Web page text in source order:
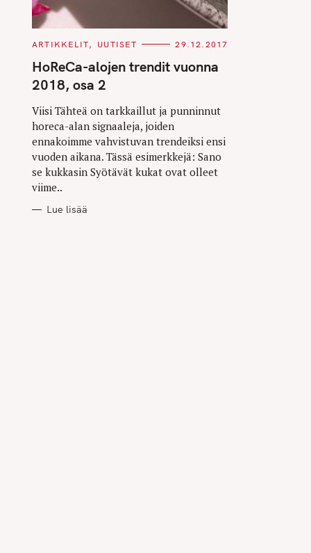
C
T
E
G
O
I
E
S
ARTIKKELIT UUTISET 29.12.2017
HoReCa-alojen trendit vuonna
2018, osa 2
Viisi Tähteä on tarkkaillut ja punninnut
horeca-alan signaaleja, joiden
ennakoimme vahvistuvan trendeiksi ensi
vuoden aikana. Tässä esimerkkejä: Sano
se kukkasin Syötävät kukat ovat olleet
viime..
Lue lisää